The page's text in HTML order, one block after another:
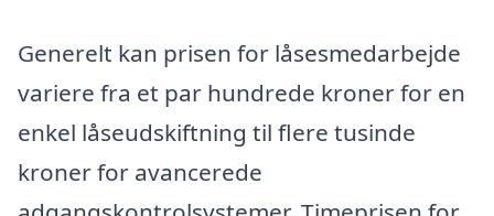
Generelt kan prisen for låsesmedarbejde
variere fra et par hundrede kroner for en
enkel låseudskiftning til flere tusinde
kroner for avancerede